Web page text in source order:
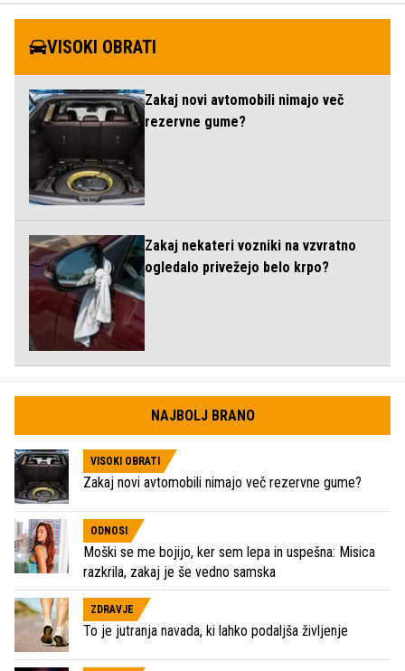
VISOKI OBRATI
Zakaj novi avtomobili nimajo več
rezervne gume?
Zakaj nekateri vozniki na vzvratno
ogledalo privežejo belo krpo?
NAJBOLJ BRANO
VISOKI OBRATI
Zakaj novi avtomobili nimajo več rezervne gume?
ODNOSI
Moški se me bojijo, ker sem lepa in uspešna: Misica
razkrila, zakaj je še vedno samska
ZDRAVJE
To je jutranja navada, ki lahko podaljša življenje